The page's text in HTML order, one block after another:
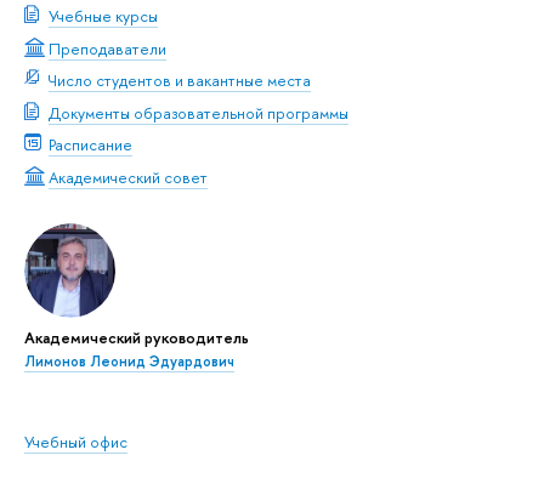
Учебные курсы
Преподаватели
Число студентов и вакантные места
Документы образовательной программы
Расписание
Академический совет
Академический руководитель
Лимонов Леонид Эдуардович
Учебный офис